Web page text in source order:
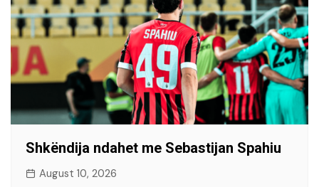
Shkëndija ndahet me Sebastijan Spahiu
August 10, 2026